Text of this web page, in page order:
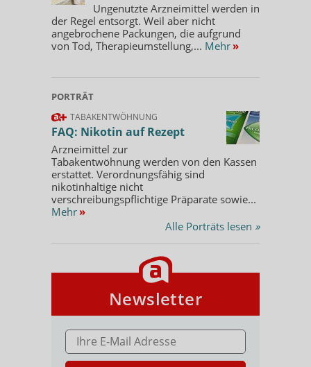
Ungenutzte Arzneimittel werden in
der Regel entsorgt. Weil aber nicht
angebrochene Packungen, die aufgrund
von Tod, Therapieumstellung,... Mehr »
PORTRÄT
TABAKENTWÖHNUNG
FAQ: Nikotin auf Rezept
Arzneimittel zur
Tabakentwöhnung werden von den Kassen
erstattet. Verordnungsfähig sind
nikotinhaltige nicht
verschreibungspflichtige Präparate sowie...
Mehr »
Alle Porträts lesen »
Newsletter
E-MAIL ADRESSE